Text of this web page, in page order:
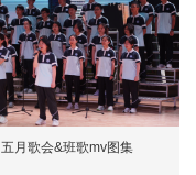
五月歌会&班歌mv图集